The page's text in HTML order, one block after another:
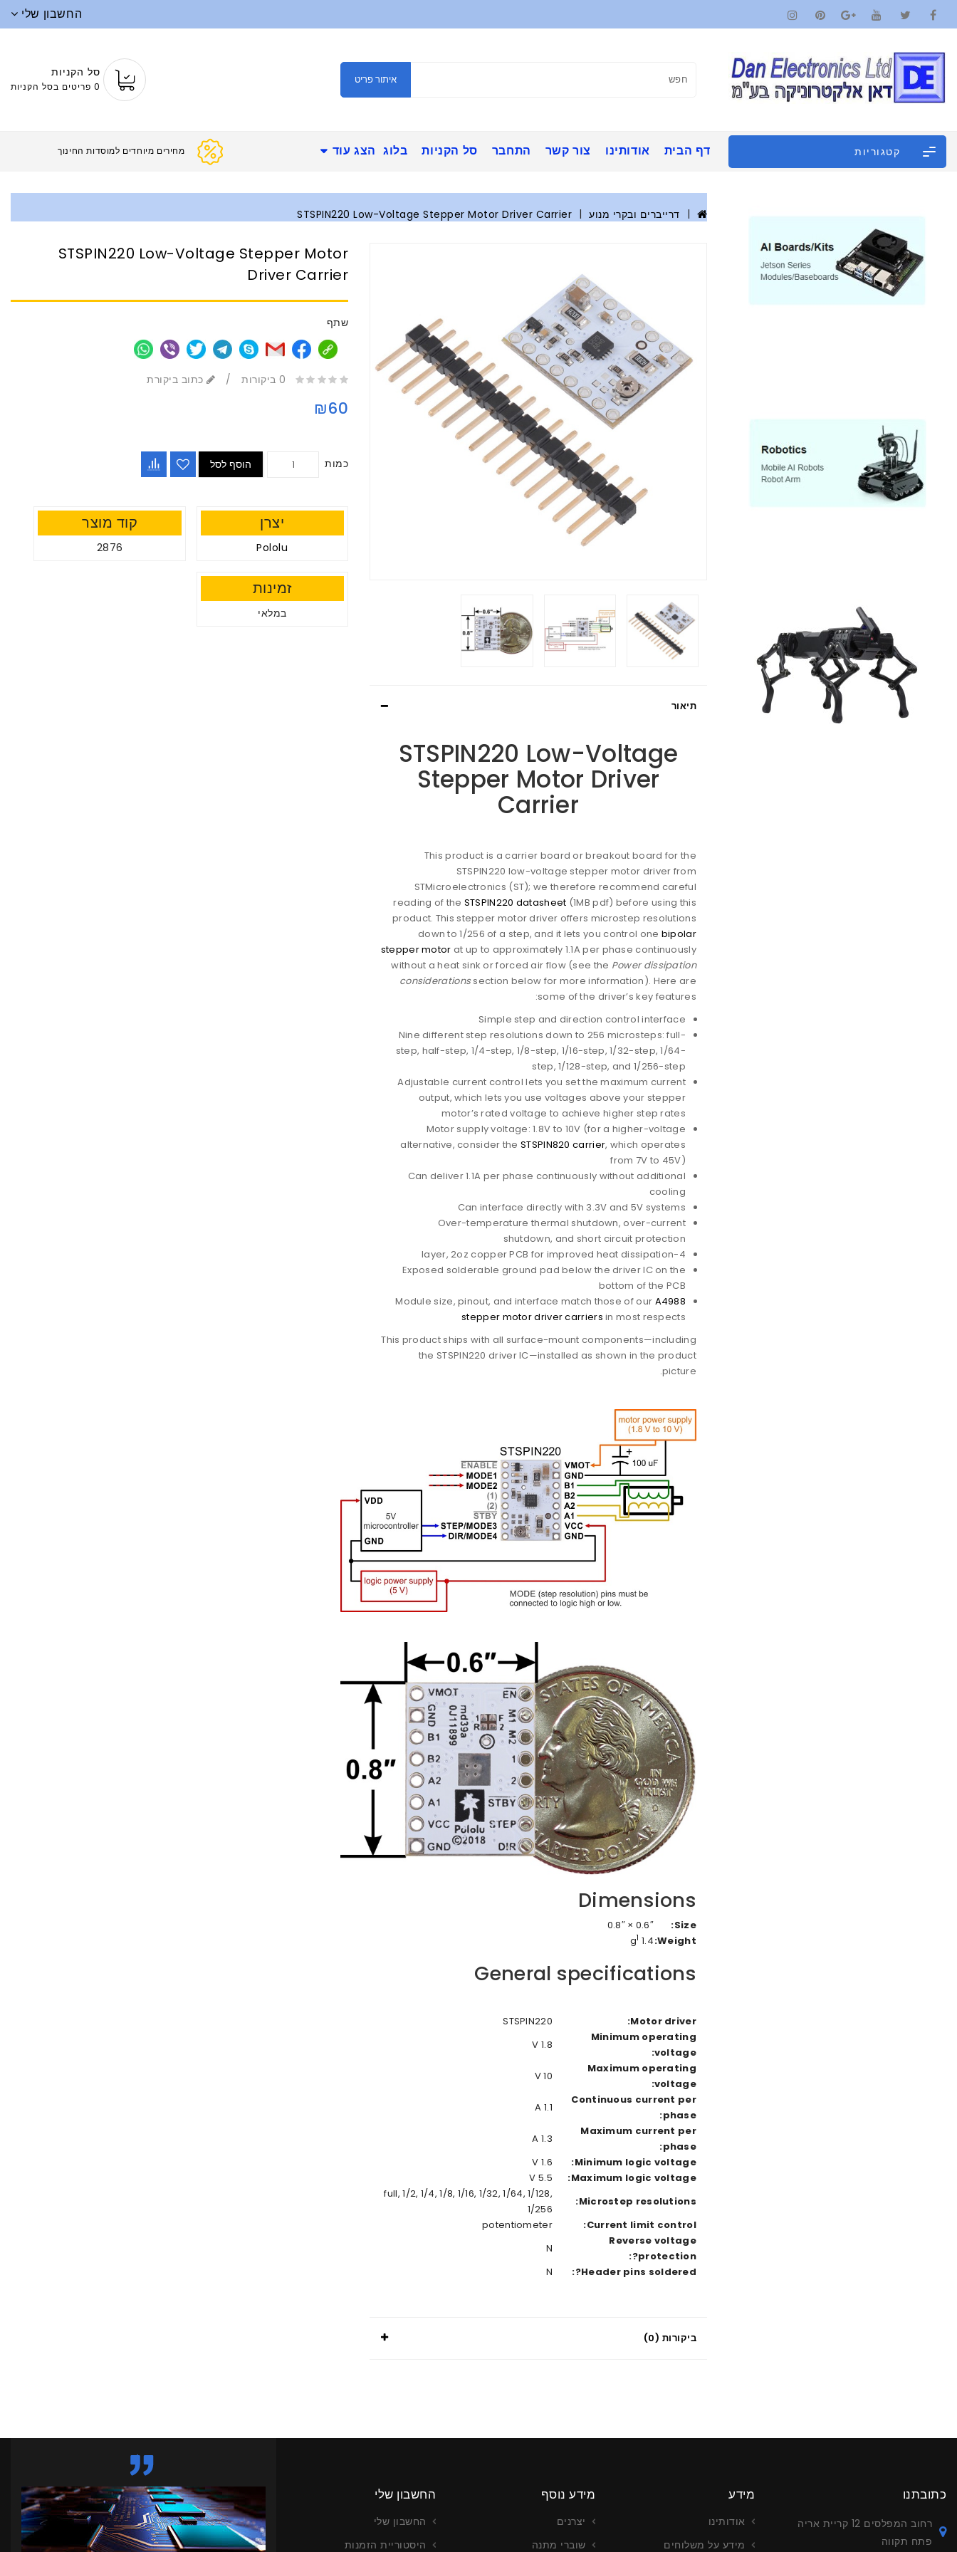
החשבון שלי
איתור פריט
סל הקניות
0 פריטים בסל הקניות
קטגוריות דף הבית אודותינו צור קשר התחבר סל הקניות בלוג הצג עוד מחירים מיוחדים למוסדות
דרייברים ובקרי מנוע STSPIN220 Low-Voltage Stepper Motor Driver Carrier
תיאור
STSPIN220 Low-Voltage
Stepper Motor Driver
Carrier
This product is a carrier board or breakout board for the
STSPIN220 low-voltage stepper motor driver from
STMicroelectronics (ST); we therefore recommend careful
reading of the STSPIN220 datasheet (1MB pdf) before using this
product. This stepper motor driver offers microstep resolutions
down to 1/256 of a step, and it lets you control one bipolar
stepper motor at up to approximately 1.1A per phase continuously
without a heat sink or forced air flow (see the Power dissipation
considerationssection below for more information). Here are
some of the driver’s key features:
Simple step and direction control interface
Nine different step resolutions down to 256 microsteps: full-
step, half-step, 1/4-step, 1/8-step, 1/16-step, 1/32-step, 1/64-
step, 1/128-step, and 1/256-step
Adjustable current control lets you set the maximum current
output, which lets you use voltages above your stepper
motor’s rated voltage to achieve higher step rates
Motor supply voltage: 1.8V to 10V (for a higher-voltage
alternative, consider theSTSPIN820 carrier, which operates
from 7V to 45V)
Can deliver 1.1A per phase continuously without additional
cooling
Can interface directly with 3.3V and 5V systems
Over-temperature thermal shutdown, over-current
shutdown, and short circuit protection
4-layer, 2oz copper PCB for improved heat dissipation
Exposed solderable ground pad below the driver IC on the
bottom of the PCB
Module size, pinout, and interface match those of our A4988
stepper motor driver carriers in most respects
This product ships with all surface-mount components—including
the STSPIN220 driver IC—installed as shown in the product
picture.
Dimensions
Size:
0.6″ × 0.8″
Weight:
1.4 g
1
General specifications
Motor driver:
STSPIN220
Minimum operating
voltage:
1.8 V
Maximum operating
voltage:
10 V
Continuous current per
phase:
1.1 A
Maximum current per
phase:
1.3 A
Minimum logic voltage:
1.6 V
Maximum logic voltage:
5.5 V
Microstep resolutions:
full, 1/2, 1/4, 1/8, 1/16, 1/32, 1/64, 1/128,
1/256
Current limit control:
potentiometer
Reverse voltage
protection?:
N
Header pins soldered?:
N
ביקורות (0)
STSPIN220 Low-Voltage Stepper Motor
Driver Carrier
שתף
0 ביקורות / כתוב ביקורת
₪60
כמות הוסף לסל
יצרן
Pololu
קוד מוצר
2876
זמינות
במלאי
כתובתנו
רחוב המפלסים 12 קריית אריה
פתח תקווה
מידע
אודותינו
מידע על משלוחים
מידע נוסף
יצרנים
שוברי מתנה
החשבון שלי
החשבון שלי
היסטוריית הזמנות